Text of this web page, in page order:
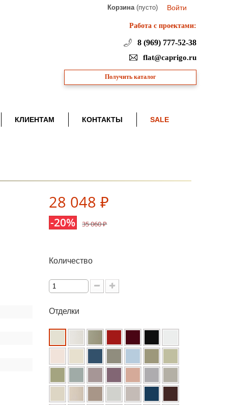
Войти
Корзина (пусто)
Работа с проектами:
8 (969) 777-52-38
flat@caprigo.ru
Получить каталог
КЛИЕНТАМ КОНТАКТЫ SALE
28 048 ₽
-20% 35 060 ₽
Количество
Отделки